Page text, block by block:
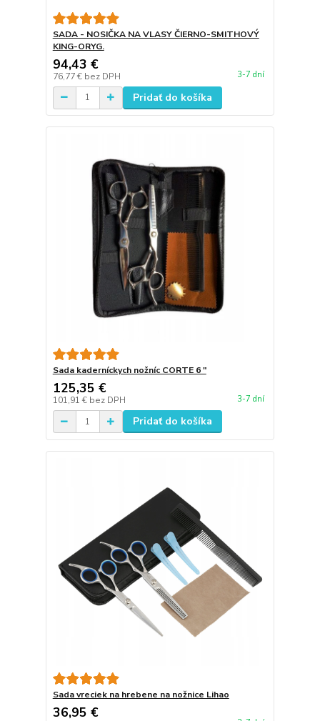
SADA - NOSIČKA NA VLASY ČIERNO-SMITHOVÝ
KING-ORYG.
94,43 €
76,77 € bez DPH 3-7 dní
Pridať do košíka
Sada kaderníckych nožníc CORTE 6 "
125,35 €
101,91 € bez DPH 3-7 dní
Pridať do košíka
Sada vreciek na hrebene na nožnice Lihao
36,95 €